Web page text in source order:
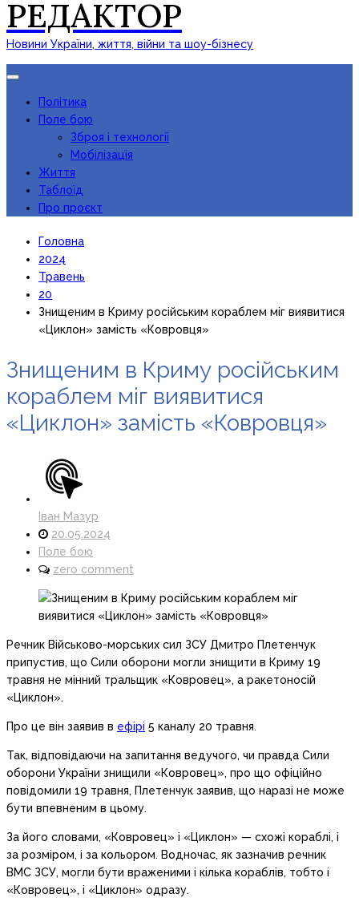
РЕДАКТОР
Новини України, життя, війни та шоу-бізнесу
Toggle
navigation
Політика
Поле бою
Зброя і технології
Мобілізація
Життя
Таблоїд
Про проєкт
Головна
2024
Травень
20
Знищеним в Криму російським кораблем міг виявитися
«Циклон» замість «Ковровця»
Знищеним в Криму російським
кораблем міг виявитися
«Циклон» замість «Ковровця»
Іван Мазур
20.05.2024
Поле бою
zero comment
Речник Військово-морських сил ЗСУ Дмитро Плетенчук
припустив, що Сили оборони могли знищити в Криму 19
травня не мінний тральщик «Ковровец», а ракетоносій
«Циклон».
Про це він заявив в ефірі 5 каналу 20 травня.
Так, відповідаючи на запитання ведучого, чи правда Сили
оборони України знищили «Ковровец», про що офіційно
повідомили 19 травня, Плетенчук заявив, що наразі не може
бути впевненим в цьому.
За його словами, «Ковровец» і «Циклон» — схожі кораблі, і
за розміром, і за кольором. Водночас, як зазначив речник
ВМС ЗСУ, могли бути враженими і кілька кораблів, тобто і
«Ковровец», і «Циклон» одразу.